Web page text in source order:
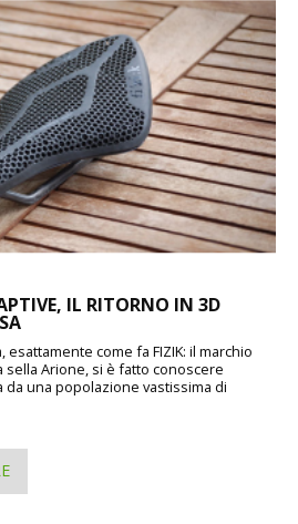
IL RITORNO IN 3D
come fa FIZIK: il marchio
sella Arione, si è fatto conoscere
una popolazione vastissima di